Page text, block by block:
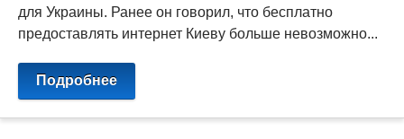
для Украины. Ранее он говорил, что бесплатно
предоставлять интернет Киеву больше невозможно...
Подробнее